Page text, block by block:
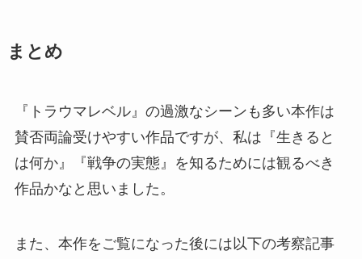
まとめ
『トラウマレベル』の過激なシーンも多い本作は
賛否両論受けやすい作品ですが、私は『生きると
は何か』『戦争の実態』を知るためには観るべき
作品かなと思いました。
また、本作をご覧になった後には以下の考察記事